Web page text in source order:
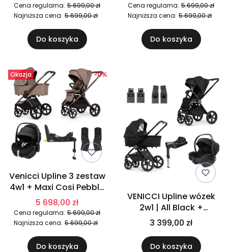
Cena regularna: 5 699,00 zł
Najniższa cena: 5 699,00 zł
Do koszyka
Cena regularna: 5 699,00 zł
Najniższa cena: 5 699,00 zł
Do koszyka
Okazja
Venicci Upline 3 zestaw
4w1 + Maxi Cosi Pebble
Pro 2 + Familyfix 360
Pro | Sand
5 698,00 zł
Cena regularna: 5 699,00 zł
-0%
Najniższa cena: 5 699,00 zł
Do koszyka
VENICCI Upline wózek
2w1 | All Black +
Avionaut Cosmo 2.0 I-
Size | Black + Baza
Dock 2 + adaptery
3 399,00 zł
Do koszyka